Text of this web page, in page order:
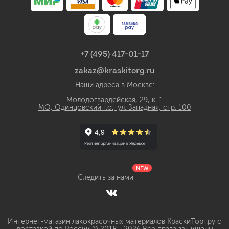
+7 (495) 417-01-17
zakaz@kraskitorg.ru
Наши адреса в Москве:
Молодогвардейская, 29, к. 1
МО, Одинцовский г.о., ул. Западная, стр. 100
Следить за нами
NEW
Интернет-магазин лакокрасочных материалов КраскиТорг.ру с